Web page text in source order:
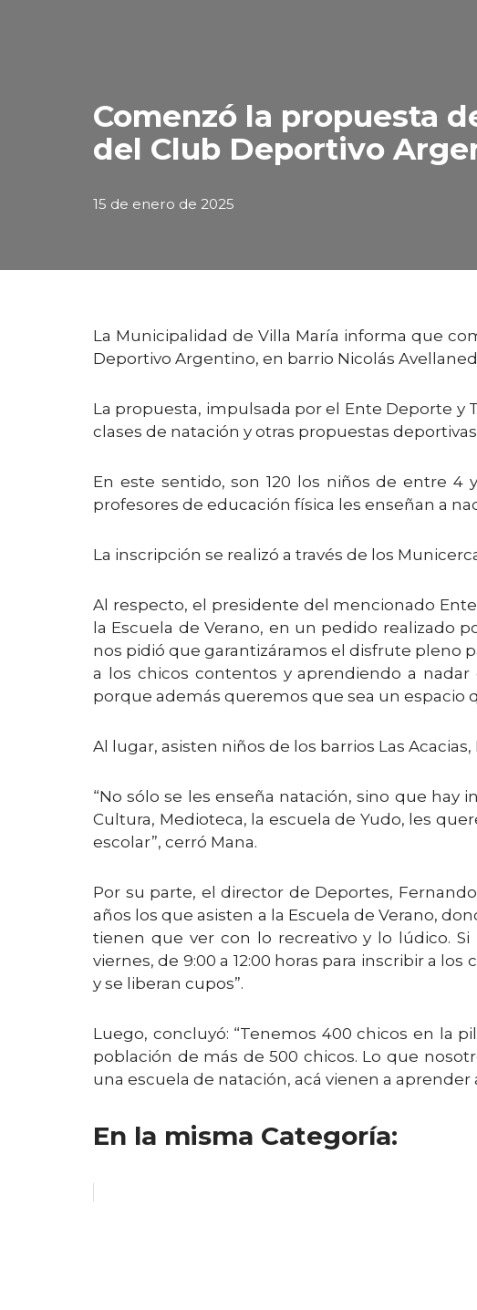
Comenzó la propuesta
del Club Deportivo
15 de enero de 2025
La Municipalidad de Villa María informa que
Deportivo Argentino, en barrio Nicolás
La propuesta, impulsada por el Ente Deporte
clases de natación y otras propuestas
En este sentido, son 120 los niños de entre
profesores de educación física les enseñan a
La inscripción se realizó a través de los
Al respecto, el presidente del mencionado
la Escuela de Verano, en un pedido realizado
nos pidió que garantizáramos el disfrute pleno
a los chicos contentos y aprendiendo a
porque además queremos que sea un espacio
Al lugar, asisten niños de los barrios Las
“No sólo se les enseña natación, sino que hay
Cultura, Medioteca, la escuela de Yudo, les
escolar”, cerró Mana.
Por su parte, el director de Deportes,
años los que asisten a la Escuela de Verano,
tienen que ver con lo recreativo y lo lúdico.
viernes, de 9:00 a 12:00 horas para inscribir a
y se liberan cupos”.
Luego, concluyó: “Tenemos 400 chicos en la
población de más de 500 chicos. Lo que
una escuela de natación, acá vienen a
En la misma Categoría: